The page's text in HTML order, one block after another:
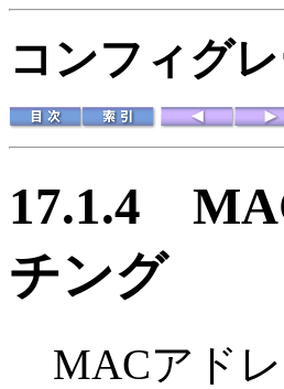
コンフィグ
17.1.4
チング
MACアド